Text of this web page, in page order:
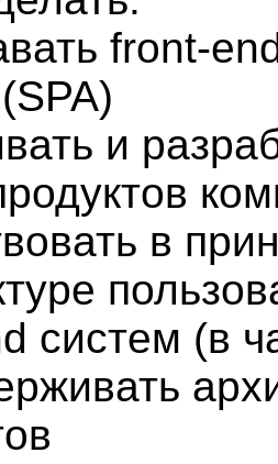
front-
и
в
систем (в